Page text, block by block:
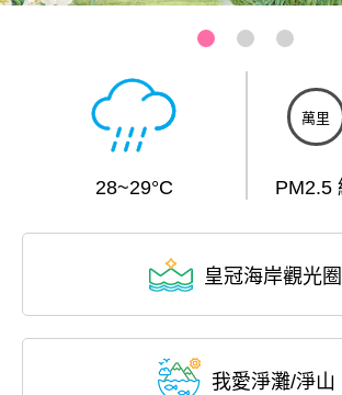
28~29°C
萬里
PM2.5
皇冠海岸觀光圈
我愛淨灘/淨山